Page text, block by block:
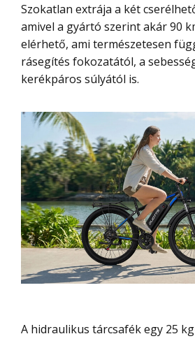
Szokatlan extrája a két cserélhető akkumulátor,
amivel a gyártó szerint akár 90
elérhető, ami természetesen
rásegítés fokozatától, a
kerékpáros súlyától is.
A hidraulikus tárcsafék egy 25 kg-os elektromos